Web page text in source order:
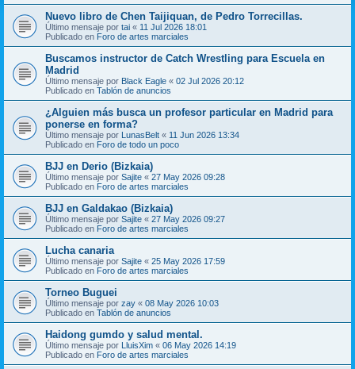
Nuevo libro de Chen Taijiquan, de Pedro Torrecillas.
Último mensaje por tai « 11 Jul 2026 18:01
Publicado en Foro de artes marciales
Buscamos instructor de Catch Wrestling para Escuela en
Madrid
Último mensaje por Black Eagle « 02 Jul 2026 20:12
Publicado en Tablón de anuncios
¿Alguien más busca un profesor particular en Madrid para
ponerse en forma?
Último mensaje por LunasBelt « 11 Jun 2026 13:34
Publicado en Foro de todo un poco
BJJ en Derio (Bizkaia)
Último mensaje por Sajite « 27 May 2026 09:28
Publicado en Foro de artes marciales
BJJ en Galdakao (Bizkaia)
Último mensaje por Sajite « 27 May 2026 09:27
Publicado en Foro de artes marciales
Lucha canaria
Último mensaje por Sajite « 25 May 2026 17:59
Publicado en Foro de artes marciales
Torneo Buguei
Último mensaje por zay « 08 May 2026 10:03
Publicado en Tablón de anuncios
Haidong gumdo y salud mental.
Último mensaje por LluisXim « 06 May 2026 14:19
Publicado en Foro de artes marciales